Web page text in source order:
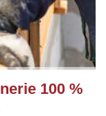
100 %